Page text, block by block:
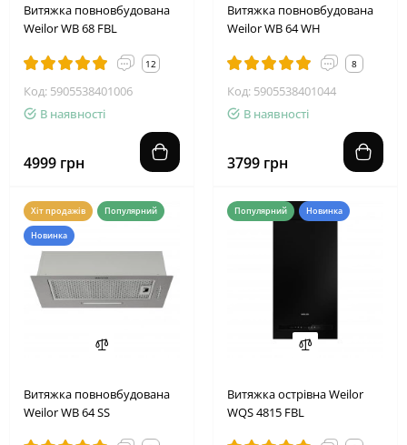
Витяжка повновбудована
Weilor WB 68 FBL
12
Код: 5905538401006
В наявності
4999 грн
Витяжка повновбудована
Weilor WB 64 WH
8
Код: 5905538401044
В наявності
3799 грн
Хіт продажів Популярний
Новинка
Витяжка повновбудована
Weilor WB 64 SS
Популярний Новинка
Витяжка острівна Weilor
WQS 4815 FBL